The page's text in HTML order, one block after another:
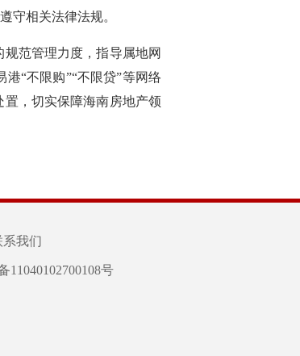
守相关法律法规。
范管理力度，指导属地网
“不限购”“不限贷”等网络
，切实保障海南房地产领
系我们
11040102700108号